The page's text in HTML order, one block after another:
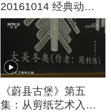
20161014 经典动画
音乐赏析（五）
《蔚县古堡》第五
集：从剪纸艺术入手